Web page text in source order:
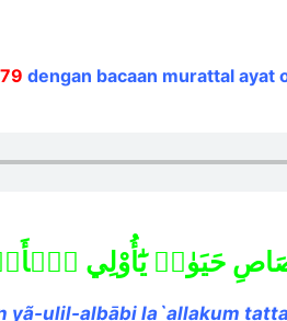
dengan bacaan murattal ayat
حَيَوٰةٞ يَٰٓأُوْلِي
yã-ulil-albābi la`allakum